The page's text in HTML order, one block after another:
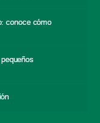
conoce cómo